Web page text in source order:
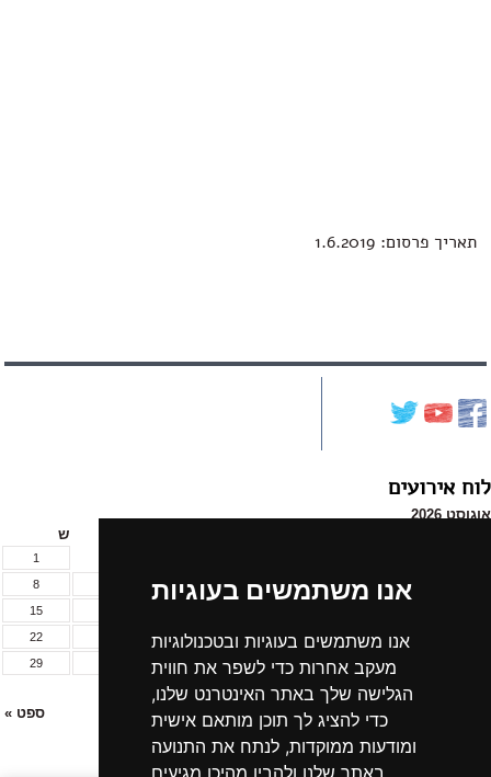
אנו משתמשים בעוגיות
אנו משתמשים בעוגיות ובטכנולוגיות
מעקב אחרות כדי לשפר את חווית
הגלישה שלך באתר האינטרנט שלנו,
כדי להציג לך תוכן מותאם אישית
ומודעות ממוקדות, לנתח את התנועה
באתר שלנו ולהבין מהיכן מגיעים
תאריך פרסום: 1.6.2019
לוח אירועים
אוגוסט 2026
ש
1
3
4
5
6
8
15
17
18
19
20
22
24
25
26
27
29
31
ספט »
לכל אירועי החודש »